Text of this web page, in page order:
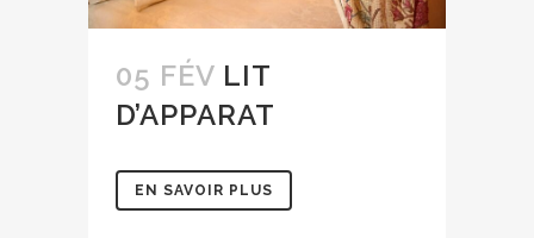
05 FÉV LIT
D’APPARAT
EN SAVOIR PLUS